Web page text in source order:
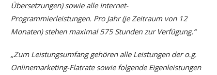
Übersetzungen) sowie alle Internet-
Programmierleistungen. Pro Jahr (je Zeitraum von 12
Monaten) stehen maximal 575 Stunden zur Verfügung.“
„Zum Leistungsumfang gehören alle Leistungen der o.g.
Onlinemarketing-Flatrate sowie folgende Eigenleistungen